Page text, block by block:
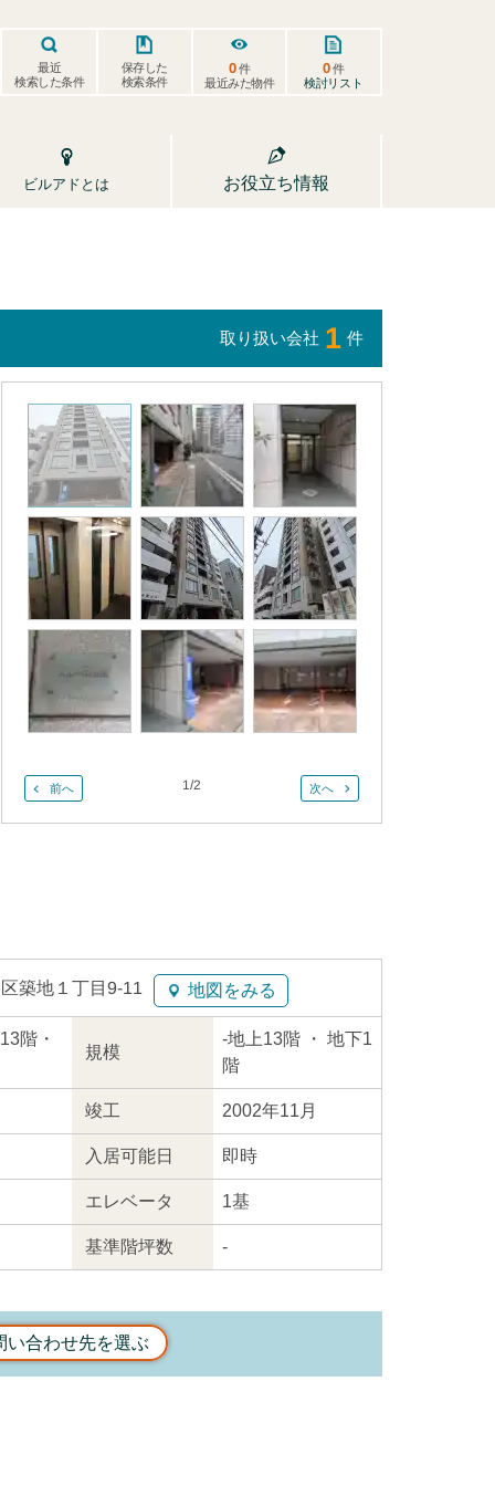
最近
検索した条件
保存した
検索条件
0件
最近みた物件
0件
検討リスト
ビルアドとは お役立ち情報
取り扱い会社 1 件
前へ 1/2 次へ
築地１丁目9-11 地図をみる
階・
規模
-地上13階 ・ 地下1
階
竣工 2002年11月
入居可能日 即時
エレベータ 1基
基準階坪数 -
い合わせ先を選ぶ